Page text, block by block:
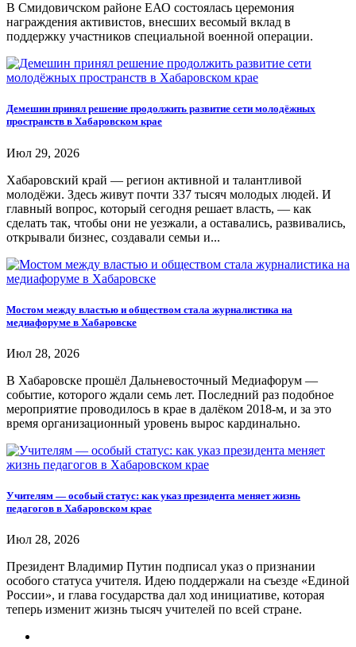
В Смидовичском районе ЕАО состоялась церемония
награждения активистов, внесших весомый вклад в
поддержку участников специальной военной операции.
Демешин принял решение продолжить развитие сети молодёжных
пространств в Хабаровском крае
Июл 29, 2026
Хабаровский край — регион активной и талантливой
молодёжи. Здесь живут почти 337 тысяч молодых людей. И
главный вопрос, который сегодня решает власть, — как
сделать так, чтобы они не уезжали, а оставались, развивались,
открывали бизнес, создавали семьи и...
Мостом между властью и обществом стала журналистика на
медиафоруме в Хабаровске
Июл 28, 2026
В Хабаровске прошёл Дальневосточный Медиафорум —
событие, которого ждали семь лет. Последний раз подобное
мероприятие проводилось в крае в далёком 2018-м, и за это
время организационный уровень вырос кардинально.
Учителям — особый статус: как указ президента меняет жизнь
педагогов в Хабаровском крае
Июл 28, 2026
Президент Владимир Путин подписал указ о признании
особого статуса учителя. Идею поддержали на съезде «Единой
России», и глава государства дал ход инициативе, которая
теперь изменит жизнь тысяч учителей по всей стране.